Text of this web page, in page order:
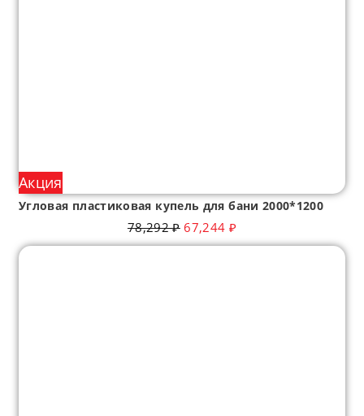
Акция
Угловая пластиковая купель для бани 2000*1200
78,292₽ 67,244 ₽